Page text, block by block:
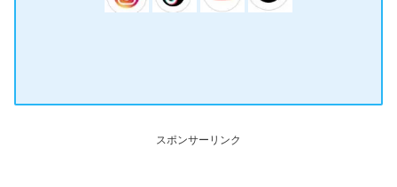
スポンサーリンク